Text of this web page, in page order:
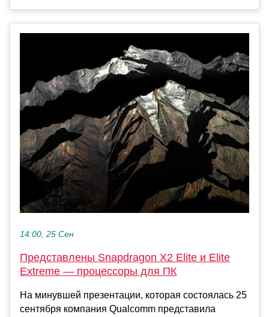
14:00, 25 Сен
Представлены Snapdragon X2 Elite и Elite
Extreme — процессоры для ПК
На минувшей презентации, которая состоялась 25
сентября компания Qualcomm представила